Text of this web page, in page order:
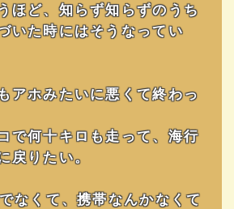
ほど、知らず知らずのうち
いた時にはそうなってい
アホみたいに悪くて終わっ
で何十キロも走って、海行
戻りたい。
なくて、携帯なんかなくて